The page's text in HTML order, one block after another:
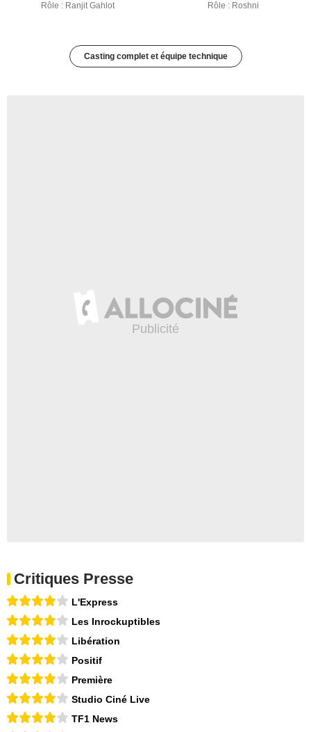
Rôle : Ranjit Gahlot Rôle : Roshni
Casting complet et équipe technique
Critiques Presse
L'Express
Les Inrockuptibles
Libération
Positif
Première
Studio Ciné Live
TF1 News